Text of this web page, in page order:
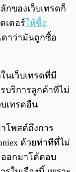
กของเว็บเทรดก็
เตอร์ให้ซื้อ
ดาว่ามันถูกซื้อ
นเว็บเทรดที่มี
บริการลูกค้าที่ไม่
เทรดอื่น
โพสต์ถึงการ
ด้วยท่าทีที่ไม่
ออกมาโต้ตอบ